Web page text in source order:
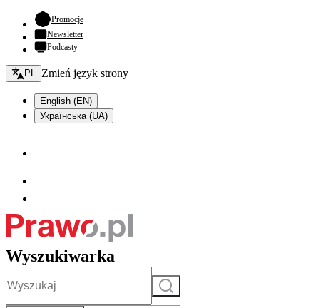
Promocje- otwiera się w nowej karcie
Newsletter
Podcasty
Zmień język - bieżący:
PL Zmień język strony
English (EN)
Українська (UA)
Wyszukiwarka
Szukaj